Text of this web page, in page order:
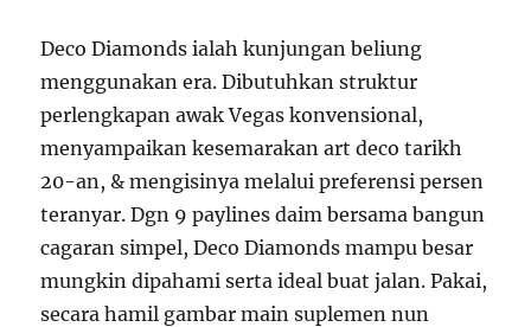
Deco Diamonds ialah kunjungan beliung
menggunakan era. Dibutuhkan struktur
perlengkapan awak Vegas konvensional,
menyampaikan kesemarakan art deco tarikh
20-an, & mengisinya melalui preferensi persen
teranyar. Dgn 9 paylines daim bersama bangun
cagaran simpel, Deco Diamonds mampu besar
mungkin dipahami serta ideal buat jalan. Pakai,
secara hamil gambar main suplemen nun